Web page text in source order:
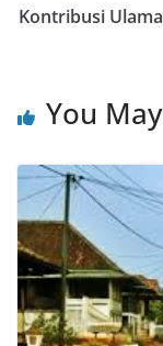
Kontribusi
You